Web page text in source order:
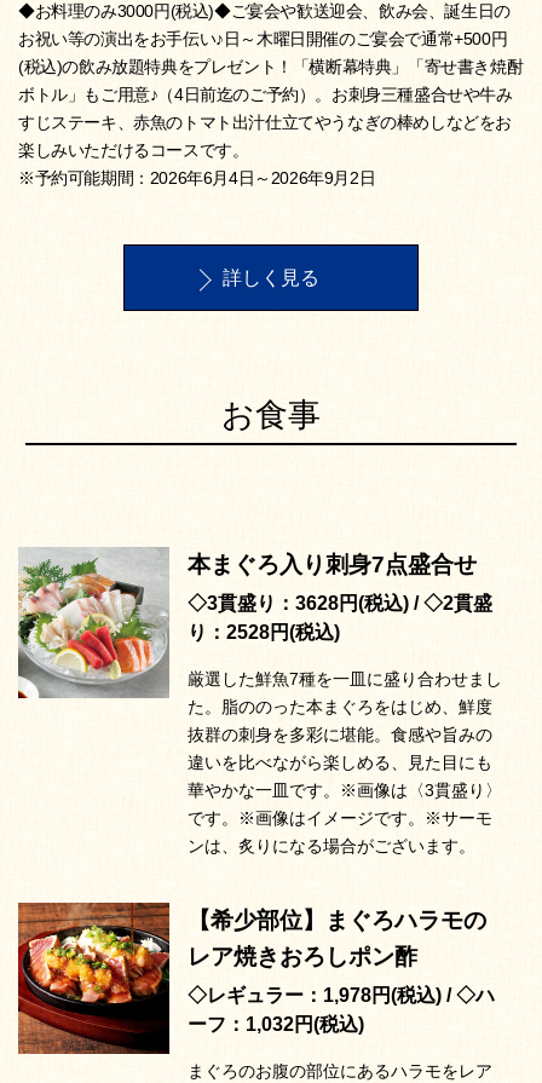
◆お料理のみ3000円(税込)◆ご宴会や歓送迎会、飲み会、誕生日の
お祝い等の演出をお手伝い♪日～木曜日開催のご宴会で通常+500円
(税込)の飲み放題特典をプレゼント！「横断幕特典」「寄せ書き焼酎
ボトル」もご用意♪（4日前迄のご予約）。お刺身三種盛合せや牛み
すじステーキ、赤魚のトマト出汁仕立てやうなぎの棒めしなどをお
楽しみいただけるコースです。
※予約可能期間：2026年6月4日～2026年9月2日
詳しく見る
お食事
本まぐろ入り刺身7点盛合せ
◇3貫盛り：3628円(税込) / ◇2貫盛
り：2528円(税込)
厳選した鮮魚7種を一皿に盛り合わせまし
た。脂ののった本まぐろをはじめ、鮮度
抜群の刺身を多彩に堪能。食感や旨みの
違いを比べながら楽しめる、見た目にも
華やかな一皿です。※画像は〈3貫盛り〉
です。※画像はイメージです。※サーモ
ンは、炙りになる場合がございます。
【希少部位】まぐろハラモの
レア焼きおろしポン酢
◇レギュラー：1,978円(税込) / ◇ハ
ーフ：1,032円(税込)
まぐろのお腹の部位にあるハラモをレア